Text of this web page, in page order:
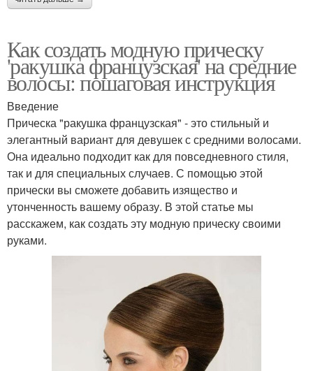
Как создать модную прическу
'ракушка французская' на средние
волосы: пошаговая инструкция
Введение
Прическа "ракушка французская" - это стильный и
элегантный вариант для девушек с средними волосами.
Она идеально подходит как для повседневного стиля,
так и для специальных случаев. С помощью этой
прически вы сможете добавить изящество и
утонченность вашему образу. В этой статье мы
расскажем, как создать эту модную прическу своими
руками.